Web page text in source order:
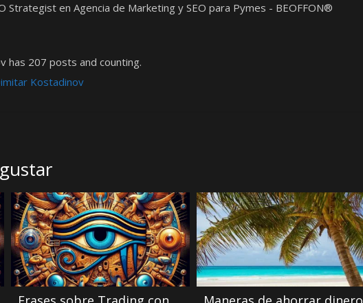
Strategist en Agencia de Marketing y SEO para Pymes - BEOFFON®
has 207 posts and counting.
Kostadinov